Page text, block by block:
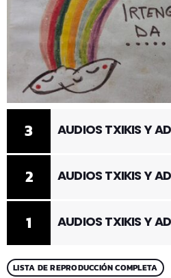
1 AUDIOS TXIKIS Y
2 AUDIOS TXIKIS Y
3 AUDIOS TXIKIS Y
LISTA DE REPRODUCCIÓN COMPLETA